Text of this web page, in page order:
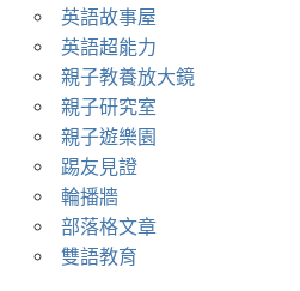
英語故事屋
英語超能力
親子教養放大鏡
親子研究室
親子遊樂園
踢友見證
輪播牆
部落格文章
雙語教育